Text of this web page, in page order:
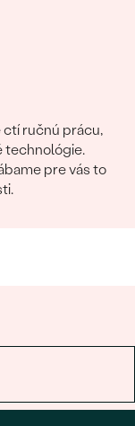
ručnú prácu,
technológie.
pre vás to